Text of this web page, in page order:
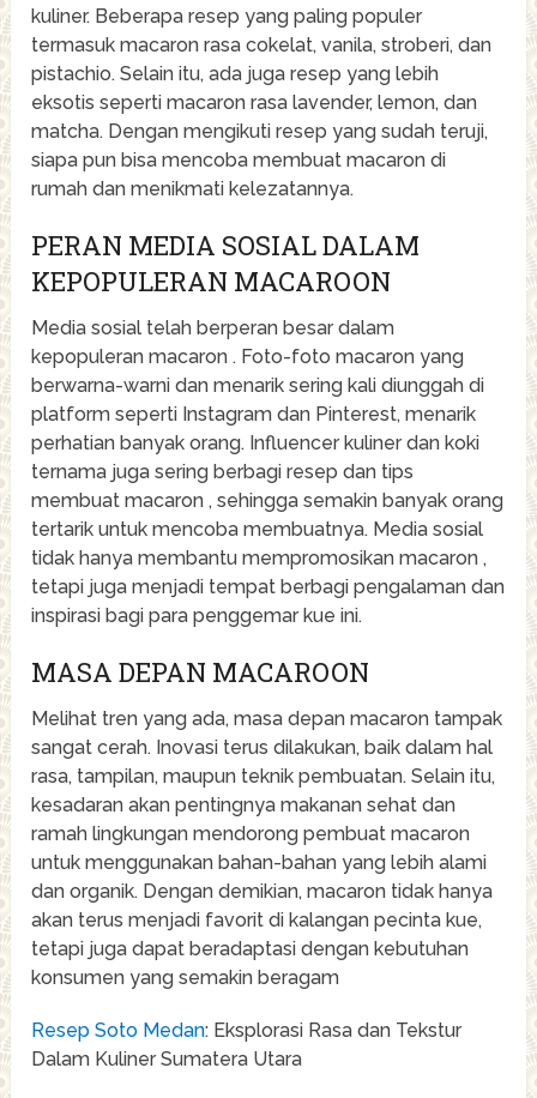
kuliner. Beberapa resep yang paling populer
termasuk macaron rasa cokelat, vanila, stroberi, dan
pistachio. Selain itu, ada juga resep yang lebih
eksotis seperti macaron rasa lavender, lemon, dan
matcha. Dengan mengikuti resep yang sudah teruji,
siapa pun bisa mencoba membuat macaron di
rumah dan menikmati kelezatannya.
PERAN MEDIA SOSIAL DALAM
KEPOPULERAN MACAROON
Media sosial telah berperan besar dalam
kepopuleran macaron . Foto-foto macaron yang
berwarna-warni dan menarik sering kali diunggah di
platform seperti Instagram dan Pinterest, menarik
perhatian banyak orang. Influencer kuliner dan koki
ternama juga sering berbagi resep dan tips
membuat macaron , sehingga semakin banyak orang
tertarik untuk mencoba membuatnya. Media sosial
tidak hanya membantu mempromosikan macaron ,
tetapi juga menjadi tempat berbagi pengalaman dan
inspirasi bagi para penggemar kue ini.
MASA DEPAN MACAROON
Melihat tren yang ada, masa depan macaron tampak
sangat cerah. Inovasi terus dilakukan, baik dalam hal
rasa, tampilan, maupun teknik pembuatan. Selain itu,
kesadaran akan pentingnya makanan sehat dan
ramah lingkungan mendorong pembuat macaron
untuk menggunakan bahan-bahan yang lebih alami
dan organik. Dengan demikian, macaron tidak hanya
akan terus menjadi favorit di kalangan pecinta kue,
tetapi juga dapat beradaptasi dengan kebutuhan
konsumen yang semakin beragam
Resep Soto Medan: Eksplorasi Rasa dan Tekstur
Dalam Kuliner Sumatera Utara